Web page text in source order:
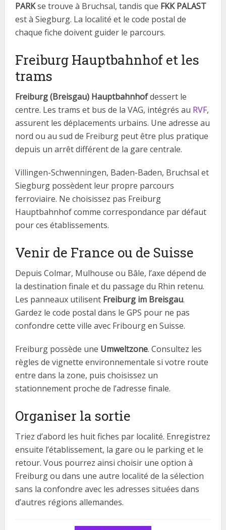
PARKse trouve à Bruchsal, tandis que FKK PALAST
est à Siegburg. La localité et le code postal de
chaque fiche doivent guider le parcours.
Freiburg Hauptbahnhof et les
trams
Freiburg (Breisgau) Hauptbahnhofdessert le
centre. Les trams et bus de la VAG, intégrés au RVF,
assurent les déplacements urbains. Une adresse au
nord ou au sud de Freiburg peut être plus pratique
depuis un arrêt différent de la gare centrale.
Villingen-Schwenningen, Baden-Baden, Bruchsal et
Siegburg possèdent leur propre parcours
ferroviaire. Ne choisissez pas Freiburg
Hauptbahnhof comme correspondance par défaut
pour ces établissements.
Venir de France ou de Suisse
Depuis Colmar, Mulhouse ou Bâle, l’axe dépend de
la destination finale et du passage du Rhin retenu.
Les panneaux utilisent Freiburg im Breisgau.
Gardez le code postal dans le GPS pour ne pas
confondre cette ville avec Fribourg en Suisse.
Freiburg possède une Umweltzone. Consultez les
règles de vignette environnementale si votre route
entre dans la zone, puis choisissez un
stationnement proche de l’adresse finale.
Organiser la sortie
Triez d’abord les huit fiches par localité. Enregistrez
ensuite l’établissement, la gare ou le parking et le
retour. Vous pourrez ainsi choisir une option à
Freiburg ou dans une autre localité de la sélection
sans la confondre avec les adresses situées dans
d’autres régions allemandes.